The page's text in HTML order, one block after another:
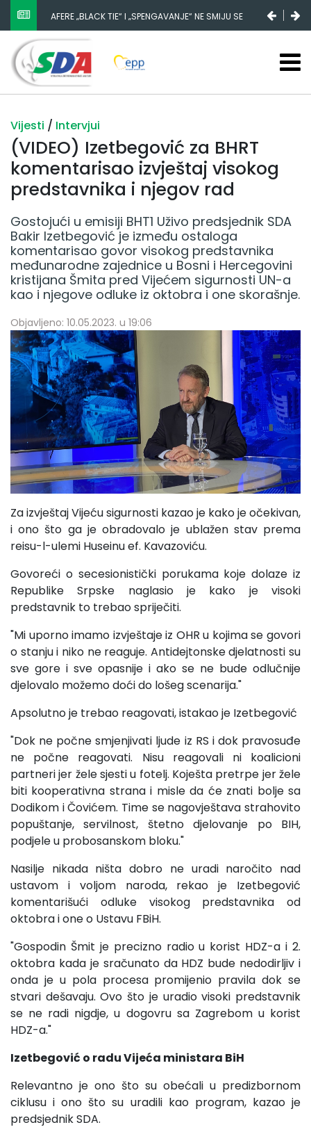
AFERE „BLACK TIE“ I „SPENGAVANJE“ NE SMIJU SE
ZATAŠKATI
Vijesti / Intervjui
(VIDEO) Izetbegović za BHRT
komentarisao izvještaj visokog
predstavnika i njegov rad
Gostojući u emisiji BHT1 Uživo predsjednik SDA
Bakir Izetbegović je između ostaloga
komentarisao govor visokog predstavnika
međunarodne zajednice u Bosni i Hercegovini
kristijana Šmita pred Vijećem sigurnosti UN-a
kao i njegove odluke iz oktobra i one skorašnje.
Objavljeno: 10.05.2023. u 19:06
Za izvještaj Vijeću sigurnosti kazao je kako je očekivan,
i ono što ga je obradovalo je ublažen stav prema
reisu-l-ulemi Huseinu ef. Kavazoviću.
Govoreći o secesionistički porukama koje dolaze iz
Republike Srpske naglasio je kako je visoki
predstavnik to trebao spriječiti.
"Mi uporno imamo izvještaje iz OHR u kojima se govori
o stanju i niko ne reaguje. Antidejtonske djelatnosti su
sve gore i sve opasnije i ako se ne bude odlučnije
djelovalo možemo doći do lošeg scenarija."
Apsolutno je trebao reagovati, istakao je Izetbegović
"Dok ne počne smjenjivati ljude iz RS i dok pravosuđe
ne počne reagovati. Nisu reagovali ni koalicioni
partneri jer žele sjesti u fotelj. Koješta pretrpe jer žele
biti kooperativna strana i misle da će znati bolje sa
Dodikom i Čovićem. Time se nagovještava strahovito
popuštanje, servilnost, štetno djelovanje po BIH,
podjele u probosanskom bloku."
Nasilje nikada ništa dobro ne uradi naročito nad
ustavom i voljom naroda, rekao je Izetbegović
komentarišući odluke visokog predstavnika od
oktobra i one o Ustavu FBiH.
"Gospodin Šmit je precizno radio u korist HDZ-a i 2.
oktobra kada je sračunato da HDZ bude nedodirljiv i
onda je u pola procesa promijenio pravila dok se
stvari dešavaju. Ovo što je uradio visoki predstavnik
se ne radi nigdje, u dogovru sa Zagrebom u korist
HDZ-a."
Izetbegović o radu Vijeća ministara BiH
Relevantno je ono što su obećali u predizbornom
ciklusu i ono što su uradili kao program, kazao je
predsjednik SDA.